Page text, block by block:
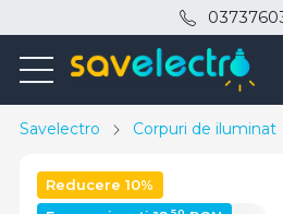
Savelectro Corpuri de iluminat
Reducere 10%